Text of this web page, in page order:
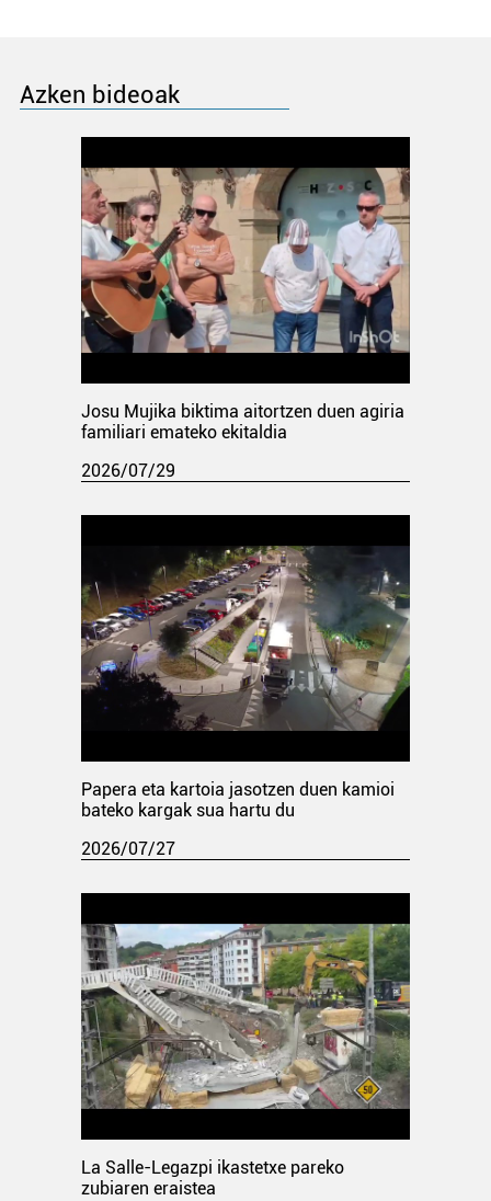
Azken bideoak
Josu Mujika biktima aitortzen duen agiria
familiari emateko ekitaldia
2026/07/29
Papera eta kartoia jasotzen duen kamioi
bateko kargak sua hartu du
2026/07/27
La Salle-Legazpi ikastetxe pareko
zubiaren eraistea